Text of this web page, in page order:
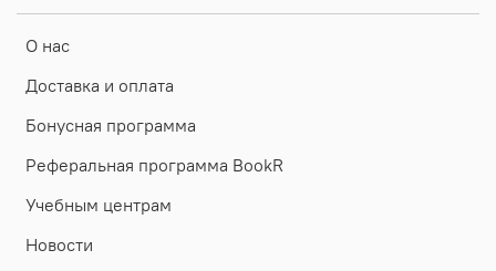
О нас
Доставка и оплата
Бонусная программа
Реферальная программа BookR
Учебным центрам
Новости